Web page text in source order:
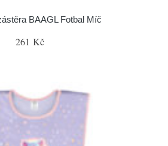
BAAGL Fotbal Míč
261 Kč